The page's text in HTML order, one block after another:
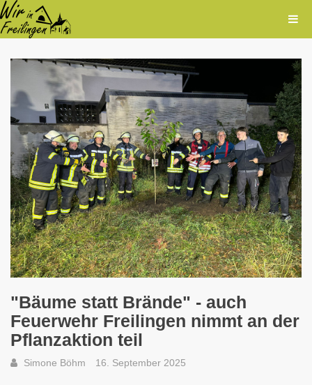
"Bäume statt Brände" - auch
Feuerwehr Freilingen nimmt an der
Pflanzaktion teil
Simone Böhm 16. September 2025